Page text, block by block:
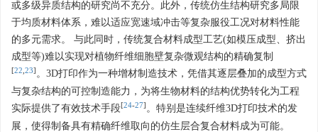
或多级异质结构的研究尚不充分。此外，传统仿生结构研究多局限
于均质材料体系，难以适应宽速域冲击等复杂服役工况对材料性能
的多元需求。 与此同时，传统复合材料成型工艺(如模压成型、挤出
成型等)难以实现对植物纤维细胞壁复杂微观结构的精确复制
[22 23] 。3D打印作为一种增材制造技术，凭借其逐层叠加的成型方式
与复杂结构的可控制造能力，为将生物材料的结构优势转化为工程
实际提供了有效技术手段[24-27] 。特别是连续纤维3D打印技术的发
展，使得制备具有精确纤维取向的仿生层合复合材料成为可能。